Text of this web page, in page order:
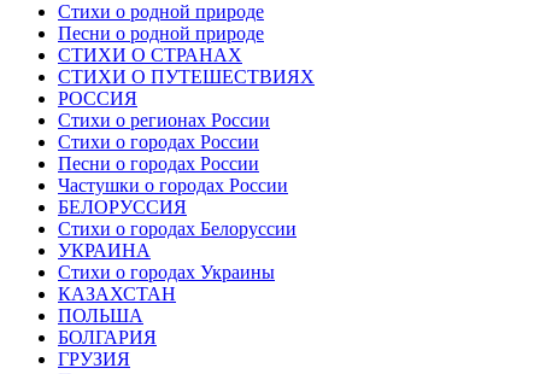
Стихи о родной природе
Песни о родной природе
СТИХИ О СТРАНАХ
СТИХИ О ПУТЕШЕСТВИЯХ
РОССИЯ
Стихи о регионах России
Стихи о городах России
Песни о городах России
Частушки о городах России
БЕЛОРУССИЯ
Стихи о городах Белоруссии
УКРАИНА
Стихи о городах Украины
КАЗАХСТАН
ПОЛЬША
БОЛГАРИЯ
ГРУЗИЯ